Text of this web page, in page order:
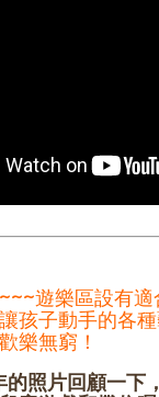
遊樂區設有
孩子動手的各
樂無窮！
的照片回顧一下